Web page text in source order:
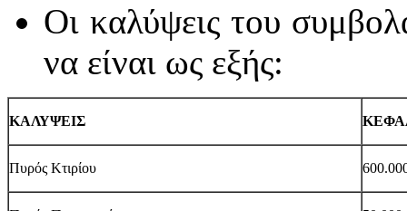
Οι καλύψεις του
να είναι ως εξής:
ΚΑΛΥΨΕΙΣ
Πυρός Κτιρίου